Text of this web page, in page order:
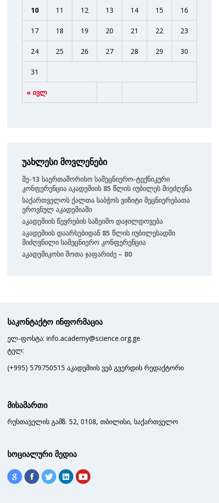
« ივლ
10 11 12 13 14 15 16
17 18 19 20 21 22 23
24 25 26 27 28 29 30
31
უახლესი მოვლენები
Მე-13 Საერთაშორისო Სამეცნიერო-Ტექნიკური
Კონფერენცია Აკადემიის 85 Წლის Იუბილეს Მიეძღვნა
Საქართველოს Ქალთა Საბჭოს Ვიზიტი Მეცნიერებათა
Ეროვნულ Აკადემიაში
Აკადემიის Წევრების Საზეიმო Დაჯილდოვება
Აკადემიის Დაარსებიდან 85 Წლის Იუბილესადმი
Მიძღვნილი Სამეცნიერო Კონფერენცია
Აკადემიკოსი Შოთა Ჯაფარიძე – 80
საკონტაქტო ინფორმაცია
ელ-ფოსტა: info.academy@science.org.ge
ტელ:
(+995) 579750515 აკადემიის ვებ გვერდის რედაქტორი
მისამართი
რუსთაველის გამზ. 52, 0108, თბილისი, საქართველო
სოციალური მედია